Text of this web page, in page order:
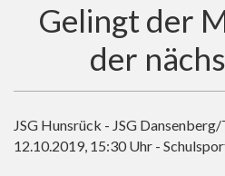
Gelingt der
der
JSG Hunsrück - JSG
12.10.2019, 15:30 Uhr -